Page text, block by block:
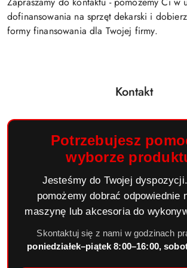
dofinansowania na sprzęt dekarski i
formy finansowania dla Twojej firmy.
Kontakt
Potrzebujesz
wyborze
Jesteśmy do Twojej
pomożemy dobrać odpowiednie
maszynę lub akcesoria do
Skontaktuj się z nami w godzinach
poniedziałek–piątek 8:00–16:00,